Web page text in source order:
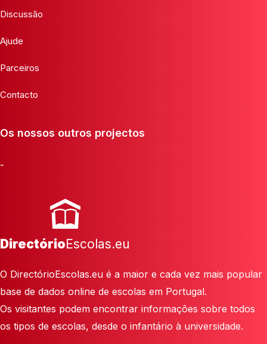
Discussão
Ajude
Parceiros
Contacto
Os nossos outros projectos
-
DirectórioEscolas.eu
O DirectórioEscolas.eu é a maior e cada vez mais popular
base de dados online de escolas em Portugal.
Os visitantes podem encontrar informações sobre todos
os tipos de escolas, desde o infantário à universidade.